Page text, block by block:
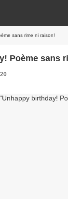
sans rime ni raison!
Poème sans